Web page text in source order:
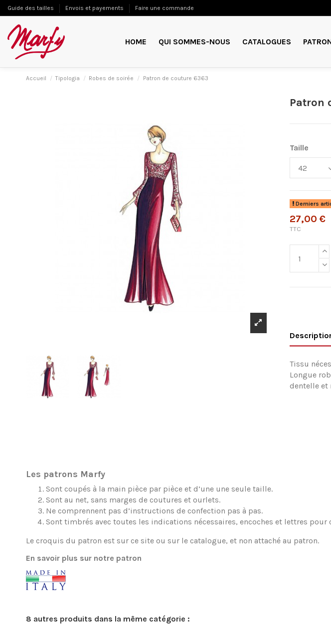
Guide des tailles Envois et payements Faire une commande
HOME QUI SOMMES-NOUS CATALOGUES
Accueil Tipologia Robes de soirée Patron de couture 6363
Patron
Taille
Derniers
27,00 €
TTC
Tissu
Longue
dentelle et
Les patrons Marfy
Sont coupés à la main pièce par pièce et d’une une seule taille.
Sont au net, sans marges de coutures et ourlets.
Ne comprennent pas d’instructions de confection pas à pas.
Sont timbrés avec toutes les indications nécessaires, encoches et lettres pour
Le croquis du patron est sur ce site ou sur le catalogue, et non attaché au patron.
En savoir plus sur notre patron
8 autres produits dans la même catégorie :